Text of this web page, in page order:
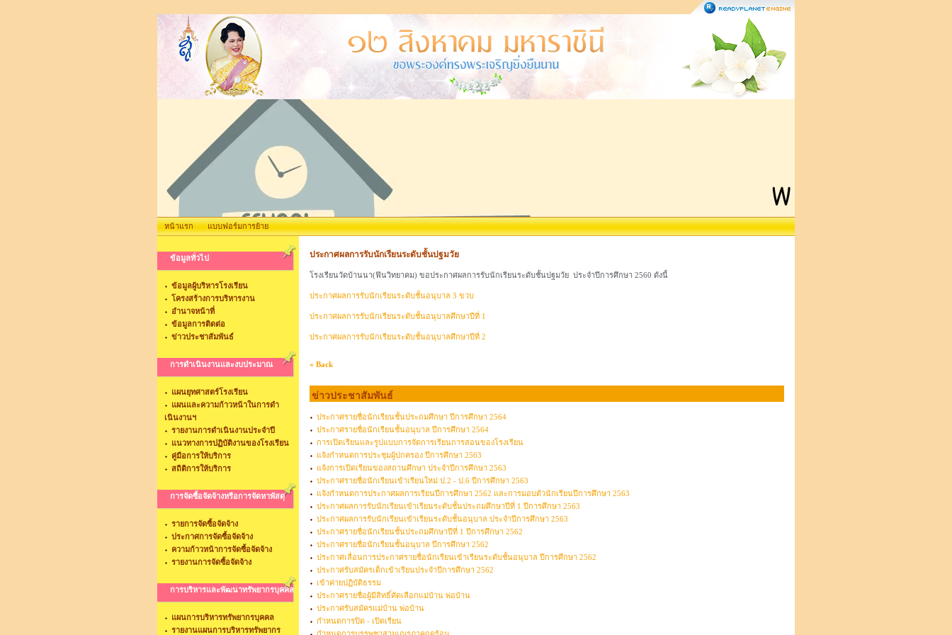
หน้าแรก แบบฟอร์มการย้าย
ข้อมูลทั่วไป
ข้อมูลผู้บริหารโรงเรียน
โครงสร้างการบริหารงาน
อำนาจหน้าที่
ข้อมูลการติดต่อ
ข่าวประชาสัมพันธ์
การดำเนินงานและงบประมาณ
แผนยุทศาสตร์โรงเรียน
แผนและความก้าวหน้าในการดำ
เนินงานฯ
รายงานการดำเนินงานประจำปี
แนวทางการปฏิบัติงานของโรงเรียน
คู่มือการให้บริการ
สถิติการให้บริการ
การจัดซื้อจัดจ้างหรือการจัดหาพัสดุ
รายการจัดซื้อจัดจ้าง
ประกาศการจัดซื้อจัดจ้าง
ความก้าวหน้าการจัดซื้อจัดจ้าง
รายงานการจัดซื้อจัดจ้าง
การบริหารและพัฒนาทรัพยากรบุคคล
แผนการบริหารทรัพยากรบุคคล
รายงานแผนการบริหารทรัพยากร
ประกาศผลการรับนักเรียนระดับชั้นปฐมวัย
โรงเรียนวัดบ้านนา(ฟินวิทยาคม) ขอประกาศผลการรับนักเรียนระดับชั้นปฐมวัย ประจำปีการศึกษา 2560 ดังนี้
ประกาศผลการรับนักเรียนระดับชั้นอนุบาล 3 ขวบ
ประกาศผลการรับนักเรียนระดับชั้นอนุบาลศึกษาปีที่ 1
ประกาศผลการรับนักเรียนระดับชั้นอนุบาลศึกษาปีที่ 2
« Back
ข่าวประชาสัมพันธ์
ประกาศรายชื่อนักเรียนชั้นประถมศึกษา ปีการศึกษา 2564
ประกาศรายชื่อนักเรียนชั้นอนุบาล ปีการศึกษา 2564
การเปิดเรียนและรูปแบบการจัดการเรียนการสอนของโรงเรียน
แจ้งกำหนดการประชุมผู้ปกครอง ปีการศึกษา 2563
แจ้งการเปิดเรียนของสถานศึกษา ประจำปีการศึกษา 2563
ประกาศรายชื่อนักเรียนเข้าเรียนใหม่ ป.2 - ป.6 ปีการศึกษา 2563
แจ้งกำหนดการประกาศผลการเรียนปีการศึกษา 2562 และการมอบตัวนักเรียนปีการศึกษา 2563
ประกาศผลการรับนักเรียนเข้าเรียนระดับชั้นประถมศึกษาปีที่ 1 ปีการศึกษา 2563
ประกาศผลการรับนักเรียนเข้าเรียนระดับชั้นอนุบาล ประจำปีการศึกษา 2563
ประกาศรายชื่อนักเรียนชั้นประถมศึกษาปีที่ 1 ปีการศึกษา 2562
ประกาศรายชื่อนักเรียนชั้นอนุบาล ปีการศึกษา 2562
ประกาศเลื่อนการประกาศรายชื่อนักเรียนเข้าเรียนระดับชั้นอนุบาล ปีการศึกษา 2562
ประกาศรับสมัครเด็กเข้าเรียนประจำปีการศึกษา 2562
เข้าค่ายปฏิบัติธรรม
ประกาศรายชื่อผู้มีสิทธิ์คัดเลือกแม่บ้าน พ่อบ้าน
ประกาศรับสมัครแม่บ้าน พ่อบ้าน
กำหนดการปิด - เปิดเรียน